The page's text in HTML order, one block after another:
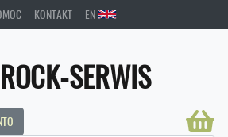
KONTAKT EN
ROCK-SERWIS